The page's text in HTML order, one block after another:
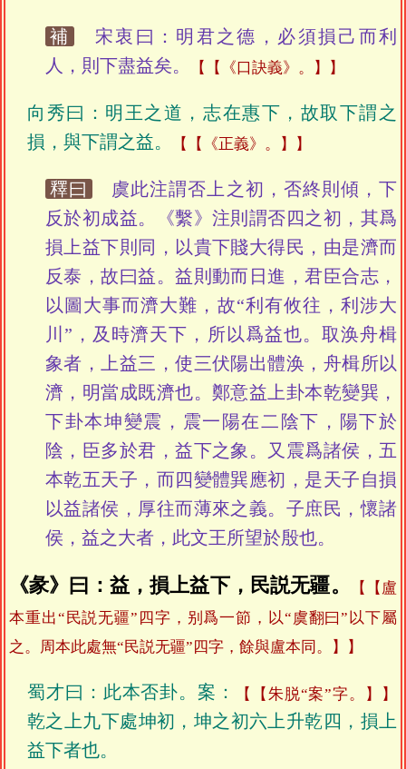
補
宋衷曰：明君之德，必須損己而利
人，則下盡益矣。
【《口訣義》。】
向秀曰：明王之道，志在惠下，故取下謂之
損，與下謂之益。
【《正義》。】
釋曰
虞此注謂否上之初，否終則傾，下
反於初成益。《繫》注則謂否四之初，其爲
損上益下則同，以貴下賤大得民，由是濟而
反泰，故曰益。益則動而日進，君臣合志，
以圖大事而濟大難，故“利有攸往，利涉大
川”，及時濟天下，所以爲益也。取涣舟楫
象者，上益三，使三伏陽出體涣，舟楫所以
濟，明當成既濟也。鄭意益上卦本乾變巽，
下卦本坤變震，震一陽在二陰下，陽下於
陰，臣多於君，益下之象。又震爲諸侯，五
本乾五天子，而四變體巽應初，是天子自損
以益諸侯，厚往而薄來之義。子庶民，懷諸
侯，益之大者，此文王所望於殷也。
《彖》曰：益，損上益下，民説无疆。
【盧
本重出“民説无疆”四字，别爲一節，以“虞翻曰”以下屬
之。周本此處無“民説无疆”四字，餘與盧本同。】
蜀才曰：此本否卦。案： 【朱脱“案”字。】
乾之上九下處坤初，坤之初六上升乾四，損上
益下者也。